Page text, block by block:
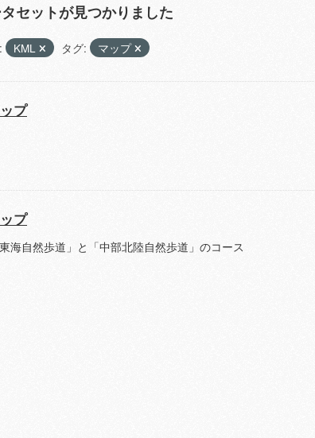
セットが見つかりました
KML タグ: マップ
プ
プ
海自然歩道」と「中部北陸自然歩道」のコース